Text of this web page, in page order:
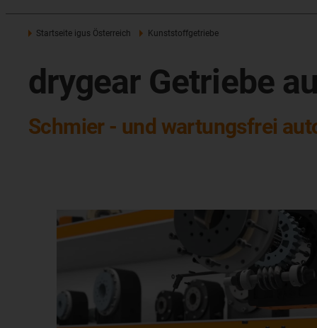
Startseite igus Österreich Kunststoffgetriebe
drygear Getriebe
Schmier - und wartungsfrei